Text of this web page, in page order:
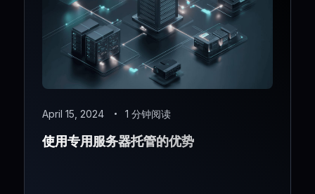
April 15, 2024 1 分钟阅读
使用专用服务器托管的优势